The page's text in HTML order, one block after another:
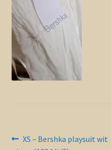
Contact en nieuwsbrief
Bericht
Vorig
XS – Bershka playsuit wit